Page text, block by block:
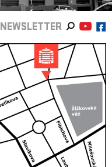
NEWSLETTER